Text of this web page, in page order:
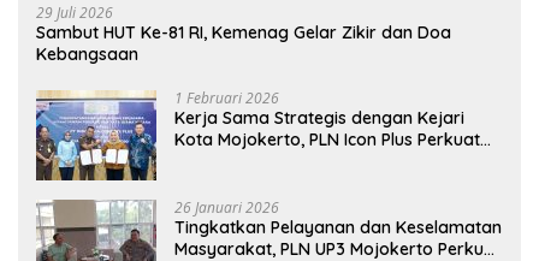
29 Juli 2026
Sambut HUT Ke-81 RI, Kemenag Gelar Zikir dan Doa
Kebangsaan
1 Februari 2026
Kerja Sama Strategis dengan Kejari
Kota Mojokerto, PLN Icon Plus Perkuat
26 Januari 2026
Tingkatkan Pelayanan dan Keselamatan
Masyarakat, PLN UP3 Mojokerto Perkuat